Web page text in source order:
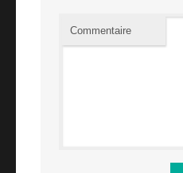
Commentaire